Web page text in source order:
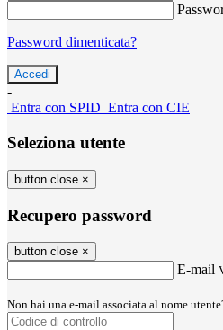
Password dimenticata?
-
Entra con SPID Entra con CIE
Seleziona utente
button close ×
Recupero password
button close ×
E-mail
Non hai una e-mail associata al nome